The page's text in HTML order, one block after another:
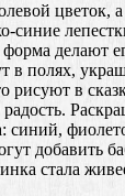
цветок,
синие
делают
в полях,
рисуют в
синий,
добавить
стала